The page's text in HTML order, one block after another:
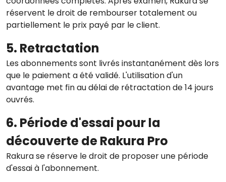
réservent le droit de rembourser totalement ou
partiellement le prix payé par le client.
5. Retractation
Les abonnements sont livrés instantanément dès lors
que le paiement a été validé. L'utilisation d'un
avantage met fin au délai de rétractation de 14 jours
ouvrés.
6. Période d'essai pour la
découverte de Rakura Pro
Rakura se réserve le droit de proposer une période
d'essai à l'abonnement.